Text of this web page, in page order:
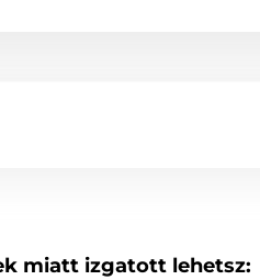
miatt izgatott lehetsz: